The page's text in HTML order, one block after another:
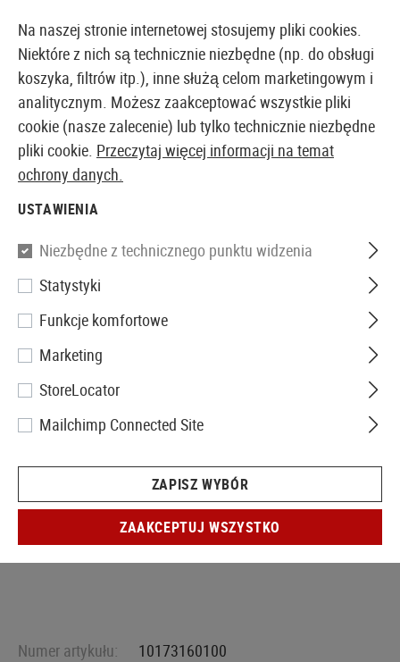
EUROPEJSKI AIRSOFT SKLEP I HURTOWNIA
Strona główna
Punisher Rubber Patch
Numer artykułu:
10173160100
Na naszej stronie internetowej stosujemy pliki cookies.
Niektóre z nich są technicznie niezbędne (np. do obsługi
koszyka, filtrów itp.), inne służą celom marketingowym i
analitycznym. Możesz zaakceptować wszystkie pliki
cookie (nasze zalecenie) lub tylko technicznie niezbędne
pliki cookie. Przeczytaj więcej informacji na temat
ochrony danych.
USTAWIENIA
Niezbędne z technicznego punktu widzenia
Statystyki
Funkcje komfortowe
Marketing
StoreLocator
Mailchimp Connected Site
ZAPISZ WYBÓR
ZAAKCEPTUJ WSZYSTKO